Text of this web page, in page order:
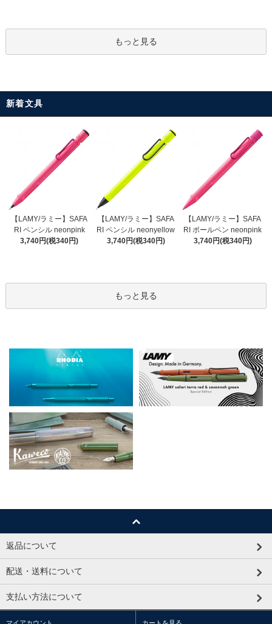
もっと見る
新着文具
【LAMY/ラミー】SAFA
RI ペンシル neonpink
3,740円(税340円)
【LAMY/ラミー】SAFA
RI ペンシル neonyellow
3,740円(税340円)
【LAMY/ラミー】SAFA
RI ボールペン neonpink
3,740円(税340円)
もっと見る
返品について
配送・送料について
支払い方法について